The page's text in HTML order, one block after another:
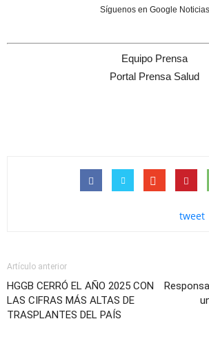
Síguenos en Google Noticias
Equipo Prensa
Portal Prensa Salud
tweet
Artículo anterior
HGGB CERRÓ EL AÑO 2025 CON
LAS CIFRAS MÁS ALTAS DE
TRASPLANTES DEL PAÍS